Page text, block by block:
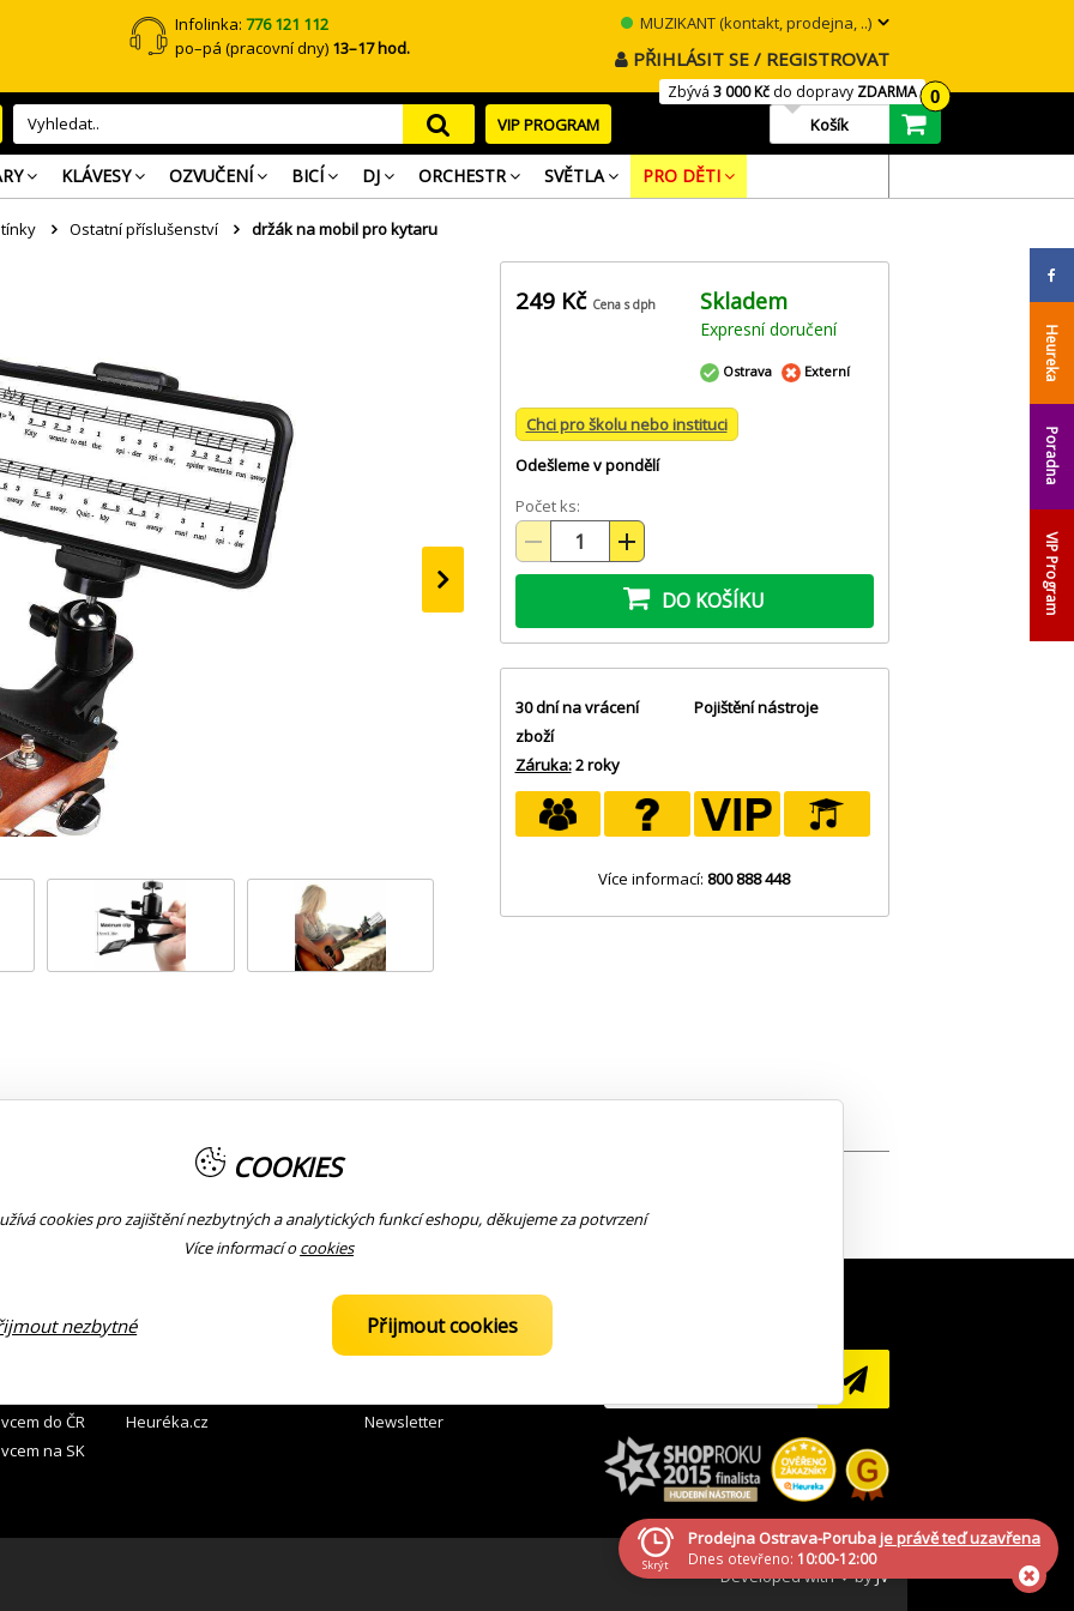
Infolinka:776 121 112
po–pá (pracovní dny) 13–17 hod.
MUZIKANT (kontakt, prodejna, ..)
PŘIHLÁSIT SE / REGISTROVAT
VIP PROGRAM
Zbývá 3 000 Kčdo dopravy ZDARMA 0
Košík
KLÁVESY OZVUČENÍ BICÍ DJ ORCHESTR SVĚTLA PRO DĚTI
Heureka
Poradna
VIP Program
Ostatní příslušenství držák na mobil pro kytaru
249 Kč Cena s dph Skladem
Expresní doručení
Ostrava Externí
Chci pro školu nebo instituci
Odešleme v pondělí
Počet ks:
DO KOŠÍKU
30 dní na vrácení
zboží
Záruka:2 roky
Pojištění nástroje
Více informací: 800 888 448
mobilu
do ČR
na SK
Heuréka.cz
Newsletter
Developed with ❤ byJV
Prodejna Ostrava-Porubaje právě teď uzavřena
Dnes otevřeno: 10:00-12:00
Skrýt
COOKIES
cookies pro zajištění nezbytných a analytických funkcí eshopu, děkujeme za potvrzení
Více informací ocookies
Přijmout cookies
nezbytné